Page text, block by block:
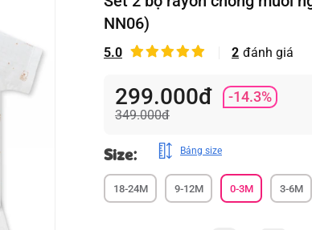
NN06)
5.0 2 đánh giá
299.000đ -14.3%
349.000đ
Size: Bảng size
18-24M 9-12M 0-3M 3-6M